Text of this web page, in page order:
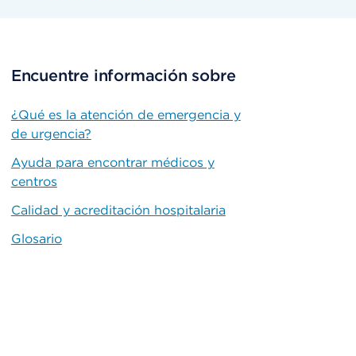
Encuentre información sobre
¿Qué es la atención de emergencia y
de urgencia?
Ayuda para encontrar médicos y
centros
Calidad y acreditación hospitalaria
Glosario